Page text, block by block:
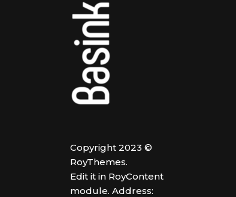
Copyright 2023 ©
RoyThemes.
Edit it in RoyContent
module. Address: